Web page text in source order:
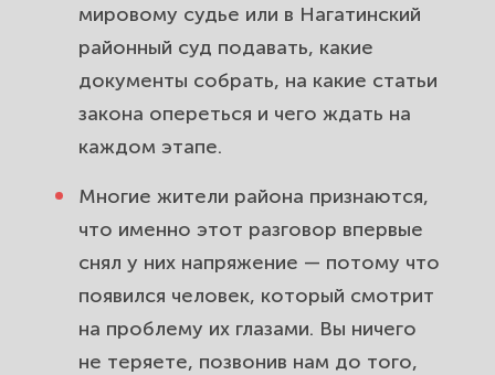
мировому судье или в Нагатинский
районный суд подавать, какие
документы собрать, на какие статьи
закона опереться и чего ждать на
каждом этапе.
Многие жители района признаются,
что именно этот разговор впервые
снял у них напряжение — потому что
появился человек, который смотрит
на проблему их глазами. Вы ничего
не теряете, позвонив нам до того,